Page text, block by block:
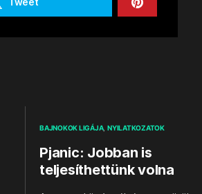
BAJNOKOK LIGÁJA NYILATKOZATOK
Pjanic: Jobban is
teljesíthettünk volna